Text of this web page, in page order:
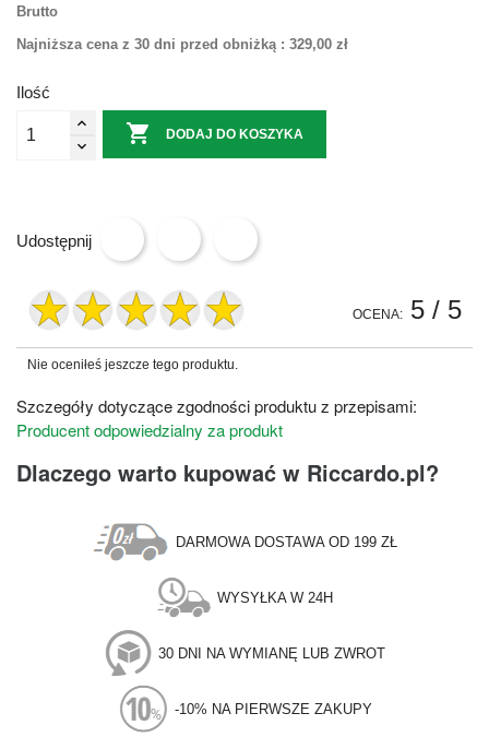
Brutto
Najniższa cena z 30 dni przed obniżką : 329,00 zł
Ilość
 DODAJ DO KOSZYKA
Udostępnij
OCENA: 5 / 5
Nie oceniłeś jeszcze tego produktu.
Szczegóły dotyczące zgodności produktu z przepisami:
Producent odpowiedzialny za produkt
Dlaczego warto kupować w Riccardo.pl?
DARMOWA DOSTAWA OD 199 ZŁ
WYSYŁKA W 24H
30 DNI NA WYMIANĘ LUB ZWROT
-10% NA PIERWSZE ZAKUPY